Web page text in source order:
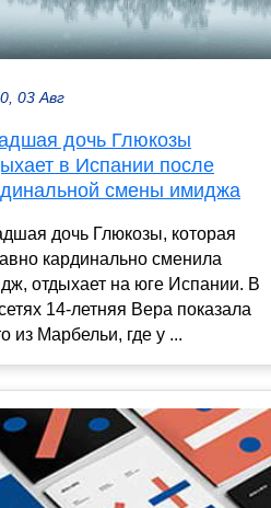
03 Авг
дочь Глюкозы
в Испании после
смены имиджа
дочь Глюкозы, которая
кардинально сменила
отдыхает на юге Испании. В
14-летняя Вера показала
из Марбельи, где у ...